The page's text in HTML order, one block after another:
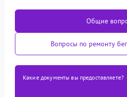
Общие
Вопросы по ремонту
Какие документы вы предоставляете?